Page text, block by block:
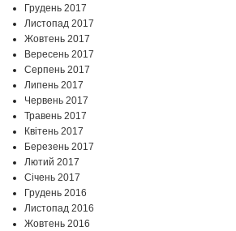
Грудень 2017
Листопад 2017
Жовтень 2017
Вересень 2017
Серпень 2017
Липень 2017
Червень 2017
Травень 2017
Квітень 2017
Березень 2017
Лютий 2017
Січень 2017
Грудень 2016
Листопад 2016
Жовтень 2016